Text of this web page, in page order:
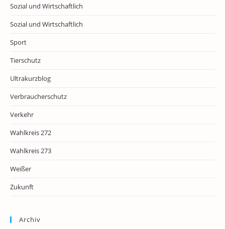
Sozial und Wirtschaftlich
Sozial und Wirtschaftlich
Sport
Tierschutz
Ultrakurzblog
Verbraucherschutz
Verkehr
Wahlkreis 272
Wahlkreis 273
Weißer
Zukunft
Archiv